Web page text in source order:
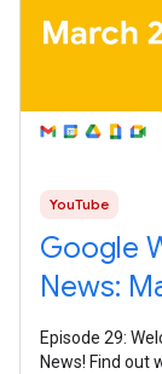
YouTube
Google
News:
Episode 29:
News! Find out